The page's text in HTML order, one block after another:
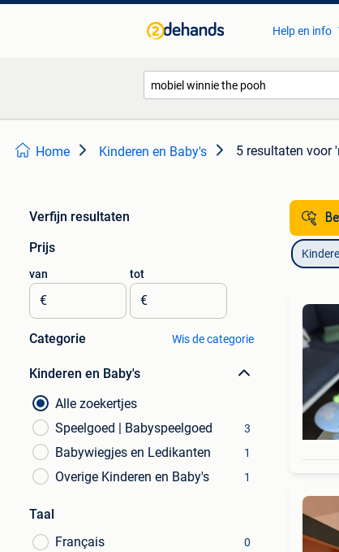
Help en info
Home Kinderen en Baby's 5 resultaten voor
Verfijn resultaten
Prijs
van
€
tot
€
Categorie Wis de categorie
Kinderen en Baby's
Alle zoekertjes
Speelgoed | Babyspeelgoed
3
Babywiegjes en Ledikanten 1
Overige Kinderen en Baby's 1
Taal
Français
0